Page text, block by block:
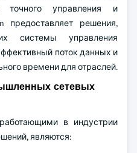
точного управления и
предоставляет решения,
системы управления
поток данных и
времени для отраслей.
сетевых
в индустрии
являются: